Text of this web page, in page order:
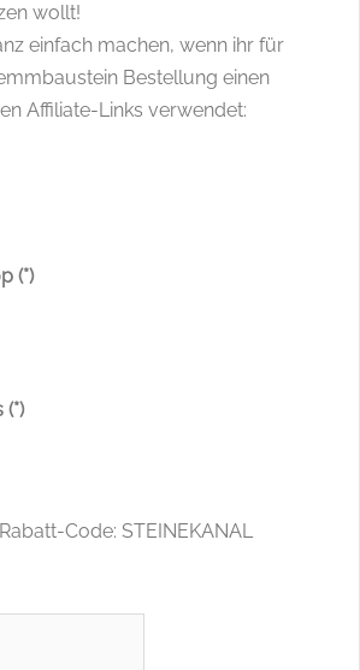
wollt!
einfach machen, wenn ihr für
Bestellung einen
Affiliate-Links verwendet:
(*)
(*)
Code: STEINEKANAL